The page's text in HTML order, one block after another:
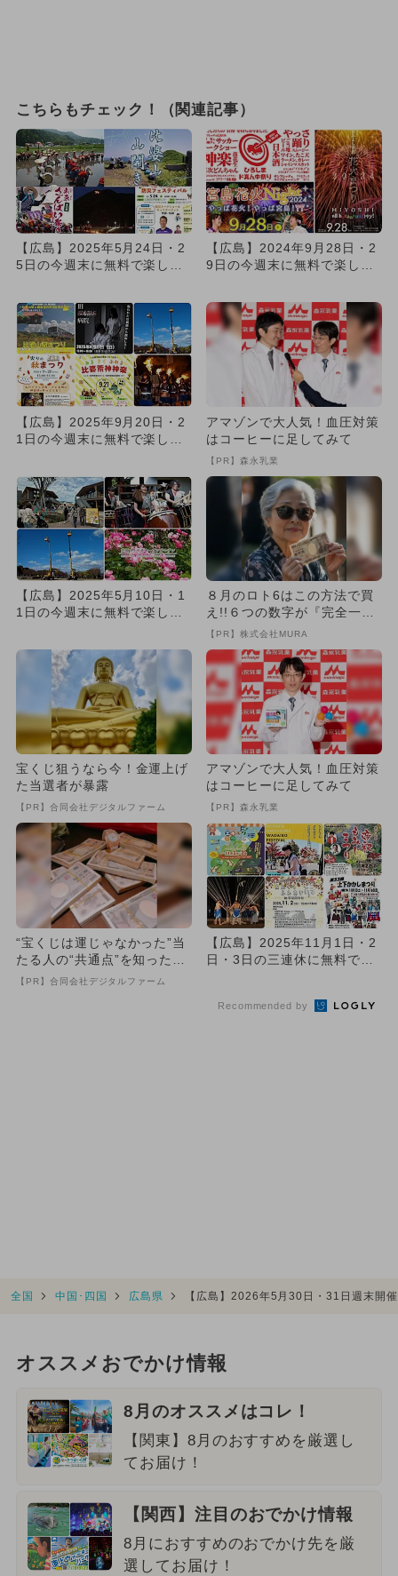
こちらもチェック！（関連記事）
【広島】2025年5月24日・2
5日の今週末に無料で楽しめ
【広島】2024年9月28日・2
9日の今週末に無料で楽しめ
【広島】2025年9月20日・2
1日の今週末に無料で楽しめ
アマゾンで大人気！血圧対策
はコーヒーに足してみて
【PR】森永乳業
【広島】2025年5月10日・1
1日の今週末に無料で楽しめ
８月のロト6はこの方法で買
え!!６つの数字が『完全一
致』する方法
【PR】株式会社MURA
宝くじ狙うなら今！金運上げ
た当選者が暴露
【PR】合同会社デジタルファーム
アマゾンで大人気！血圧対策
はコーヒーに足してみて
【PR】森永乳業
“宝くじは運じゃなかった”当
たる人の“共通点”を知っただ
け
【PR】合同会社デジタルファーム
【広島】2025年11月1日・2
日・3日の三連休に無料で楽
Recommended by
全国 中国･四国 広島県 【広島】2026年5月30日・31日週末開
オススメおでかけ情報
8月のオススメはコレ！
【関東】8月のおすすめを厳選し
てお届け！
【関西】注目のおでかけ情報
8月におすすめのおでかけ先を厳
選してお届け！